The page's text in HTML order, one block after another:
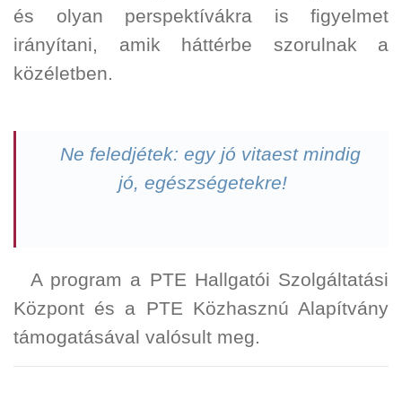
és olyan perspektívákra is figyelmet
irányítani, amik háttérbe szorulnak a
közéletben.
Ne feledjétek: egy jó vitaest mindig
jó, egészségetekre!
A program a PTE Hallgatói Szolgáltatási
Központ és a PTE Közhasznú Alapítvány
támogatásával valósult meg.